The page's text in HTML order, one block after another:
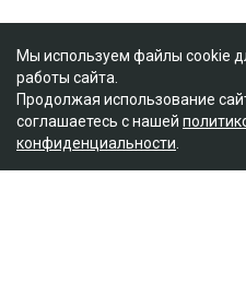
Мы используем файлы cookie
работы сайта.
Продолжая использование
соглашаетесь с нашей
конфиденциальности